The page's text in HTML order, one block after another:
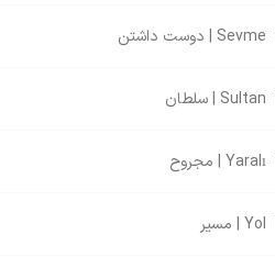
Sevme | دوست داشتن
Sultan | سلطان
Yaralı | مجروح
Yol | مسیر